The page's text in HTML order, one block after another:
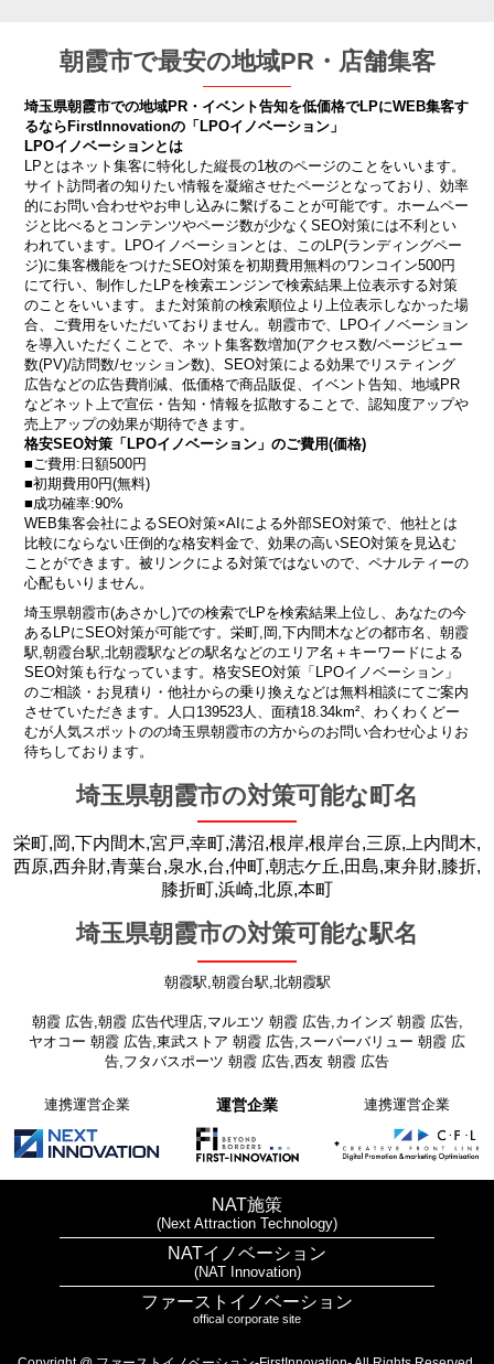
朝霞市で最安の地域PR・店舗集客
埼玉県朝霞市での地域PR・イベント告知を低価格でLPにWEB集客す
るならFirstInnovationの「LPOイノベーション」
LPOイノベーションとは
LPとはネット集客に特化した縦長の1枚のページのことをいいます。
サイト訪問者の知りたい情報を凝縮させたページとなっており、効率
的にお問い合わせやお申し込みに繫げることが可能です。ホームペー
ジと比べるとコンテンツやページ数が少なくSEO対策には不利とい
われています。LPOイノベーションとは、このLP(ランディングペー
ジ)に集客機能をつけたSEO対策を初期費用無料のワンコイン500円
にて行い、制作したLPを検索エンジンで検索結果上位表示する対策
のことをいいます。また対策前の検索順位より上位表示しなかった場
合、ご費用をいただいておりません。朝霞市で、LPOイノベーション
を導入いただくことで、ネット集客数増加(アクセス数/ページビュー
数(PV)/訪問数/セッション数)、SEO対策による効果でリスティング
広告などの広告費削減、低価格で商品販促、イベント告知、地域PR
などネット上で宣伝・告知・情報を拡散することで、認知度アップや
売上アップの効果が期待できます。
格安SEO対策「LPOイノベーション」のご費用(価格)
■ご費用:日額500円
■初期費用0円(無料)
■成功確率:90%
WEB集客会社によるSEO対策×AIによる外部SEO対策で、他社とは
比較にならない圧倒的な格安料金で、効果の高いSEO対策を見込む
ことができます。被リンクによる対策ではないので、ペナルティーの
心配もいりません。
埼玉県朝霞市(あさかし)での検索でLPを検索結果上位し、あなたの今
あるLPにSEO対策が可能です。栄町,岡,下内間木などの都市名、朝霞
駅,朝霞台駅,北朝霞駅などの駅名などのエリア名＋キーワードによる
SEO対策も行なっています。格安SEO対策「LPOイノベーション」
のご相談・お見積り・他社からの乗り換えなどは無料相談にてご案内
させていただきます。人口139523人、面積18.34km²、わくわくどー
むが人気スポットのの埼玉県朝霞市の方からのお問い合わせ心よりお
待ちしております。
埼玉県朝霞市の対策可能な町名
栄町,岡,下内間木,宮戸,幸町,溝沼,根岸,根岸台,三原,上内間木,
西原,西弁財,青葉台,泉水,台,仲町,朝志ケ丘,田島,東弁財,膝折,
膝折町,浜崎,北原,本町
埼玉県朝霞市の対策可能な駅名
朝霞駅,朝霞台駅,北朝霞駅
朝霞 広告,朝霞 広告代理店,マルエツ 朝霞 広告,カインズ 朝霞 広告,
ヤオコー 朝霞 広告,東武ストア 朝霞 広告,スーパーバリュー 朝霞 広
告,フタバスポーツ 朝霞 広告,西友 朝霞 広告
連携運営企業 運営企業 連携運営企業
NAT施策
(Next Attraction Technology)
NATイノベーション
(NAT Innovation)
ファーストイノベーション
offical corporate site